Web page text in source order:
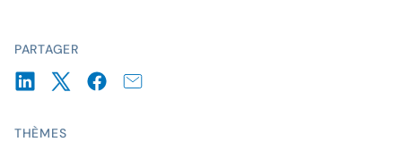
PARTAGER
THÈMES